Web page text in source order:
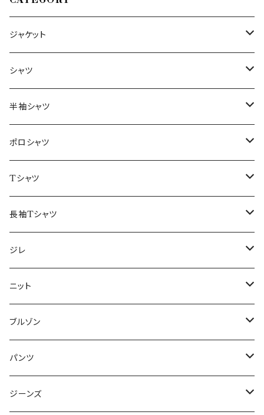
ジャケット
～44/S
46/M
48/L
50/XL～
シャツ
～44/S
46/M
48/L
50/XL～
半袖シャツ
～44/S
46/M
48/L
50/XL～
ポロシャツ
～44/S
46/M
48/L
50/XL～
Tシャツ
～44/S
46/M
48/L
50/XL～
長袖Tシャツ
～44/S
46/M
48/L
50/XL～
ジレ
～44/S
46/M
48/L
50/XL～
ニット
～44/S
46/M
48/L
ブルゾン
～44/S
46/M
パンツ
～44/S
ジーンズ